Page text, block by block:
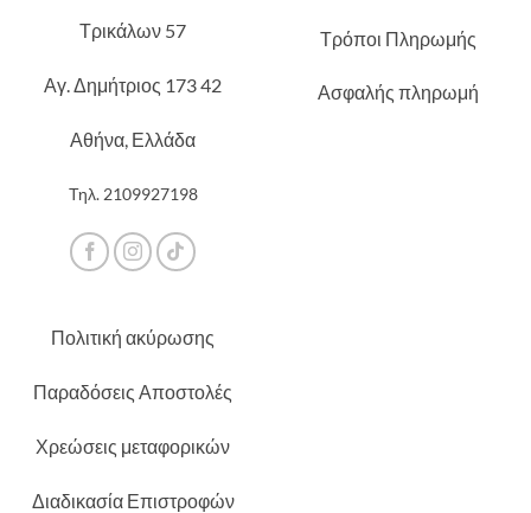
Τρικάλων 57
Αγ. Δημήτριος 173 42
Αθήνα, Ελλάδα
Τηλ.2109927198
Τρόποι Πληρωμής
Ασφαλής πληρωμή
Πολιτική ακύρωσης
Παραδόσεις Αποστολές
Χρεώσεις μεταφορικών
Διαδικασία Επιστροφών